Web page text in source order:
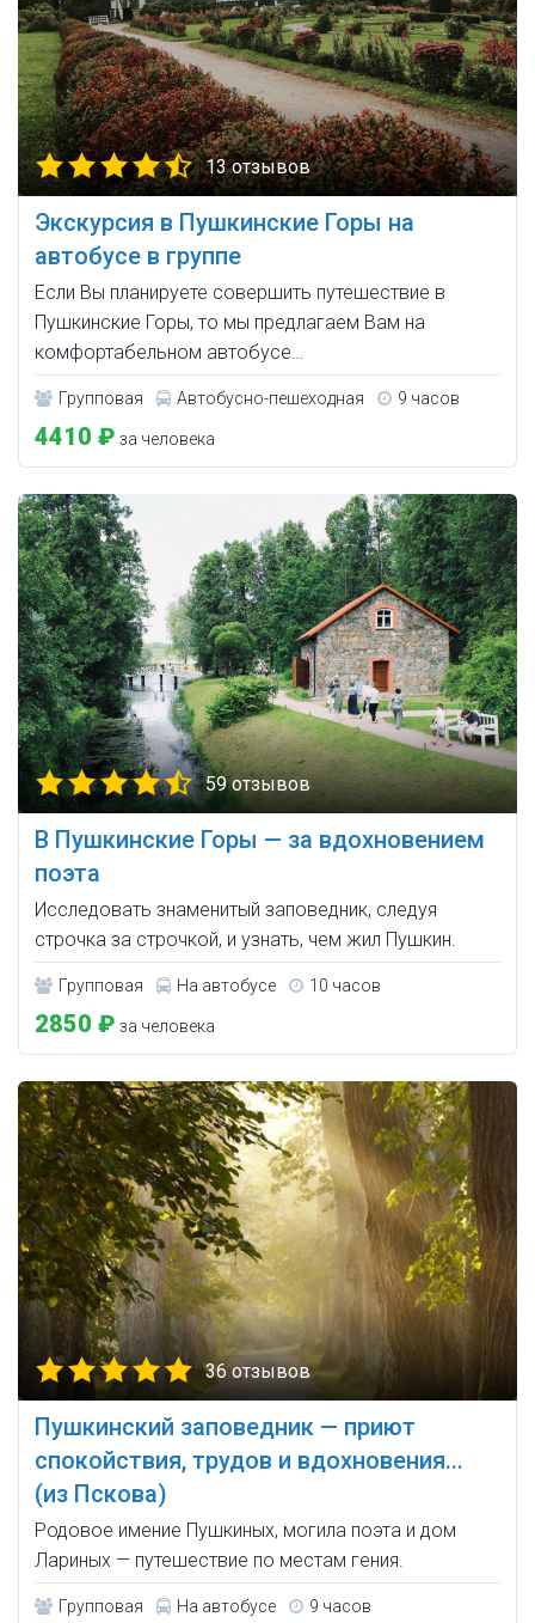
13 отзывов
Экскурсия в Пушкинские Горы на
автобусе в группе
Если Вы планируете совершить путешествие в
Пушкинские Горы, то мы предлагаем Вам на
комфортабельном автобусе…
Групповая Автобусно-пешеходная 9 часов
4410 ₽ за человека
59 отзывов
В Пушкинские Горы — за вдохновением
поэта
Исследовать знаменитый заповедник, следуя
строчка за строчкой, и узнать, чем жил Пушкин.
Групповая На автобусе 10 часов
2850 ₽ за человека
36 отзывов
Пушкинский заповедник — приют
спокойствия, трудов и вдохновения...
(из Пскова)
Родовое имение Пушкиных, могила поэта и дом
Лариных — путешествие по местам гения.
Групповая На автобусе 9 часов